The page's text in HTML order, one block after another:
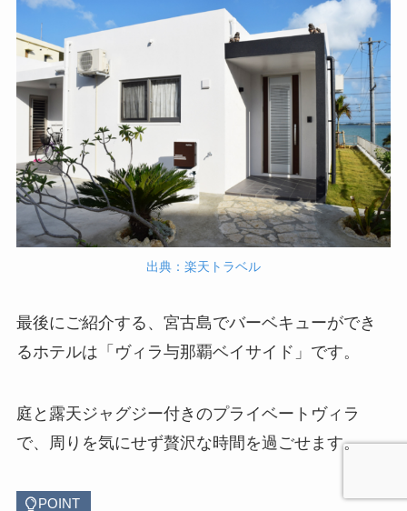
出典：楽天トラベル
最後にご紹介する、宮古島でバーベキューができ
るホテルは「ヴィラ与那覇ベイサイド」です。
庭と露天ジャグジー付きのプライベートヴィラ
で、周りを気にせず贅沢な時間を過ごせます。
POINT